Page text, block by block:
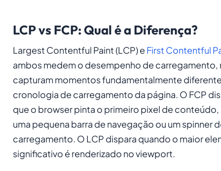
LCP vs FCP: Qual é a Diferença?
Largest Contentful Paint (LCP) e First Contentful
ambos medem o desempenho de carregamento,
capturam momentos fundamentalmente
cronologia de carregamento da página. O FCP
que o browser pinta o primeiro pixel de
uma pequena barra de navegação ou um spinner
carregamento. O LCP dispara quando o maior
significativo é renderizado no viewport.